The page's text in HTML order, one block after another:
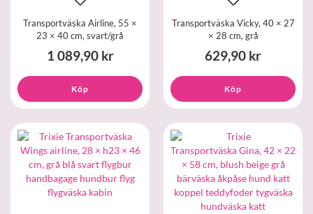
Transportväska Airline, 55 ×
23 × 40 cm, svart/grå
1 089,90 kr
Köp
Transportväska Vicky, 40 × 27
× 28 cm, grå
629,90 kr
Köp